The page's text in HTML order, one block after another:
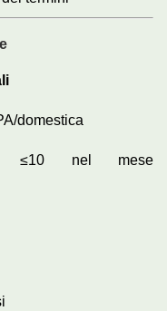
domestica
≤10 nel mese